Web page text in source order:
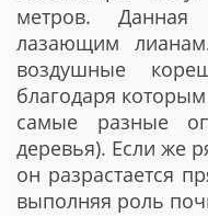
метров. Данная
лазающим
воздушные
благодаря
самые разные
деревья). Если же
он разрастается
выполняя роль